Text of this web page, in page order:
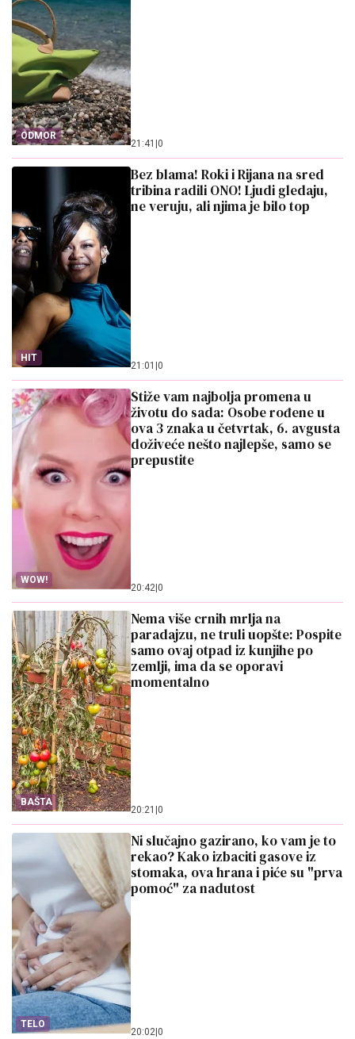
ODMOR
21:41 0
HIT
Bez blama! Roki i Rijana na sred
tribina radili ONO! Ljudi gledaju,
ne veruju, ali njima je bilo top
21:01 0
WOW!
Stiže vam najbolja promena u
životu do sada: Osobe rođene u
ova 3 znaka u četvrtak, 6. avgusta
doživeće nešto najlepše, samo se
prepustite
20:42 0
BAŠTA
Nema više crnih mrlja na
paradajzu, ne truli uopšte: Pospite
samo ovaj otpad iz kunjihe po
zemlji, ima da se oporavi
momentalno
20:21 0
TELO
Ni slučajno gazirano, ko vam je to
rekao? Kako izbaciti gasove iz
stomaka, ova hrana i piće su "prva
pomoć" za nadutost
20:02 0